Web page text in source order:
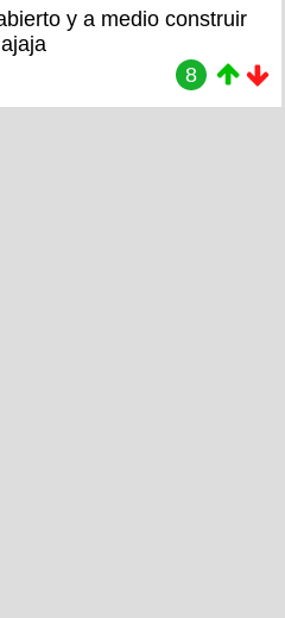
y a medio construir
8